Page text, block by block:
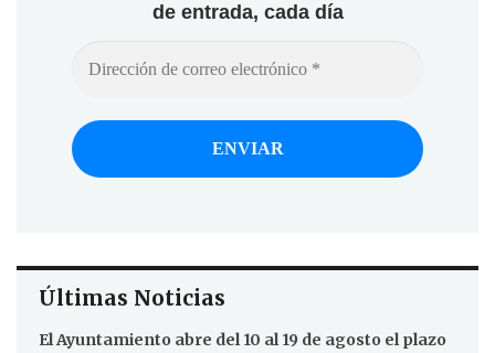
de entrada, cada día
Últimas Noticias
El Ayuntamiento abre del 10 al 19 de agosto el plazo